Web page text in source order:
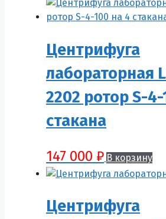
Центрифуга
лабораторная
2202 ротор S-
стакана
147 000 ₽ В корзину
Центрифуга